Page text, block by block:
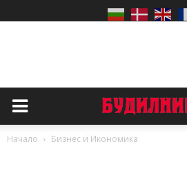
Начало Бизнес и Икономика